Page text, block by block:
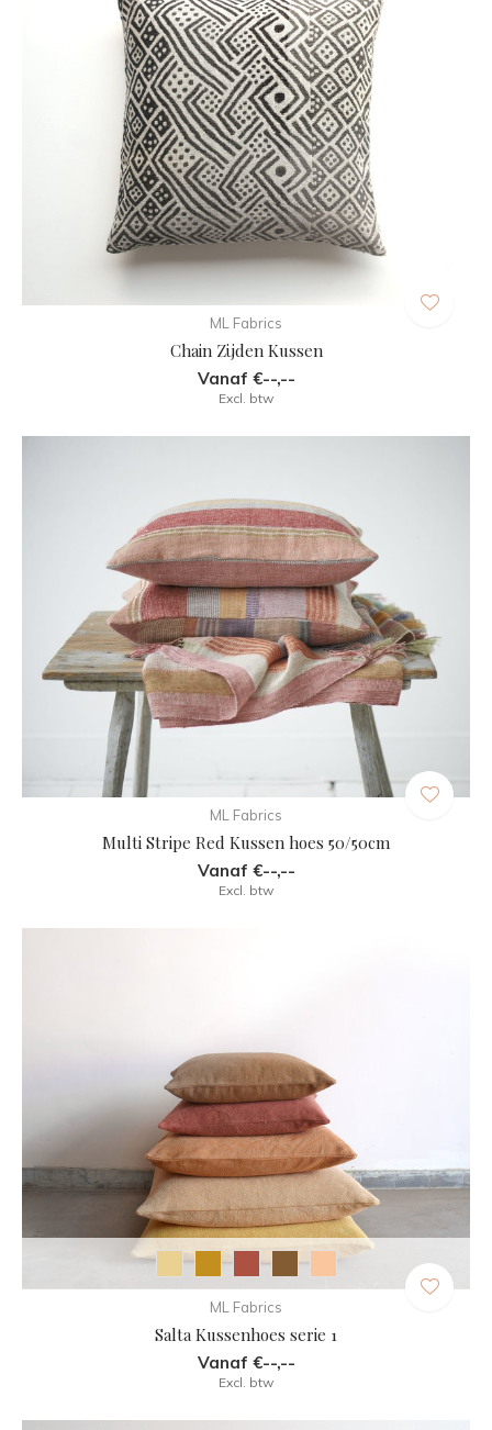
ML Fabrics
Chain Zijden Kussen
Vanaf €--,--
Excl. btw
ML Fabrics
Multi Stripe Red Kussen hoes 50/50cm
Vanaf €--,--
Excl. btw
ML Fabrics
Salta Kussenhoes serie 1
Vanaf €--,--
Excl. btw